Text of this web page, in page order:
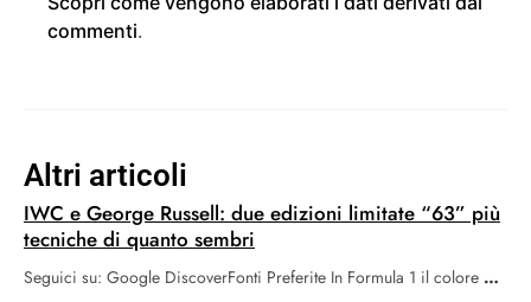
Altri articoli
IWC e George Russell: due edizioni limitate “63” più
tecniche di quanto sembri
Seguici su: Google DiscoverFonti Preferite In Formula 1 il colore
commenti.